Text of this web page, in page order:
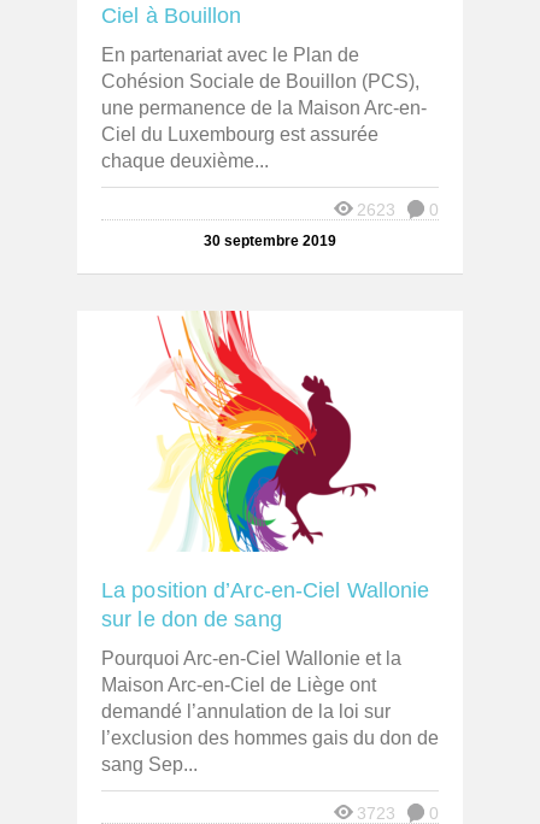
Ciel à Bouillon
En partenariat avec le Plan de
Cohésion Sociale de Bouillon (PCS),
une permanence de la Maison Arc-en-
Ciel du Luxembourg est assurée
chaque deuxième...
0
2623
30 septembre 2019
La position d’Arc-en-Ciel Wallonie
sur le don de sang
Pourquoi Arc-en-Ciel Wallonie et la
Maison Arc-en-Ciel de Liège ont
demandé l’annulation de la loi sur
l’exclusion des hommes gais du don de
sang Sep...
0
3723